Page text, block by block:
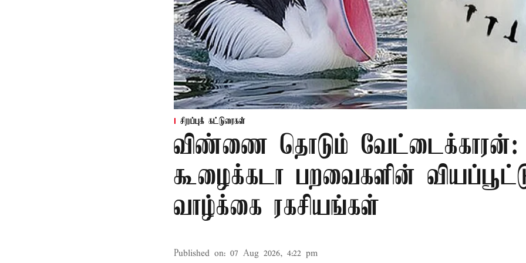
சிறப்புக் கட்டுரைகள்
விண்ணை தொடும் வேட்டைக்காரன்:
கூழைக்கடா பறவைகளின்
வாழ்க்கை ரகசியங்கள்
Published on: 07 Aug 2026, 4:22 pm